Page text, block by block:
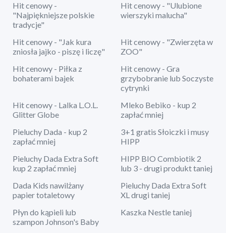
Hit cenowy -
"Najpiękniejsze polskie
tradycje"
Hit cenowy - "Ulubione
wierszyki malucha"
Hit cenowy - "Jak kura
zniosła jajko - piszę i liczę"
Hit cenowy - "Zwierzęta w
ZOO"
Hit cenowy - Piłka z
bohaterami bajek
Hit cenowy - Gra
grzybobranie lub Soczyste
cytrynki
Hit cenowy - Lalka L.O.L.
Glitter Globe
Mleko Bebiko - kup 2
zapłać mniej
Pieluchy Dada - kup 2
zapłać mniej
3+1 gratis Słoiczki i musy
HIPP
Pieluchy Dada Extra Soft
kup 2 zapłać mniej
HIPP BIO Combiotik 2
lub 3 - drugi produkt taniej
Dada Kids nawilżany
papier totaletowy
Pieluchy Dada Extra Soft
XL drugi taniej
Płyn do kąpieli lub
szampon Johnson's Baby
Kaszka Nestle taniej